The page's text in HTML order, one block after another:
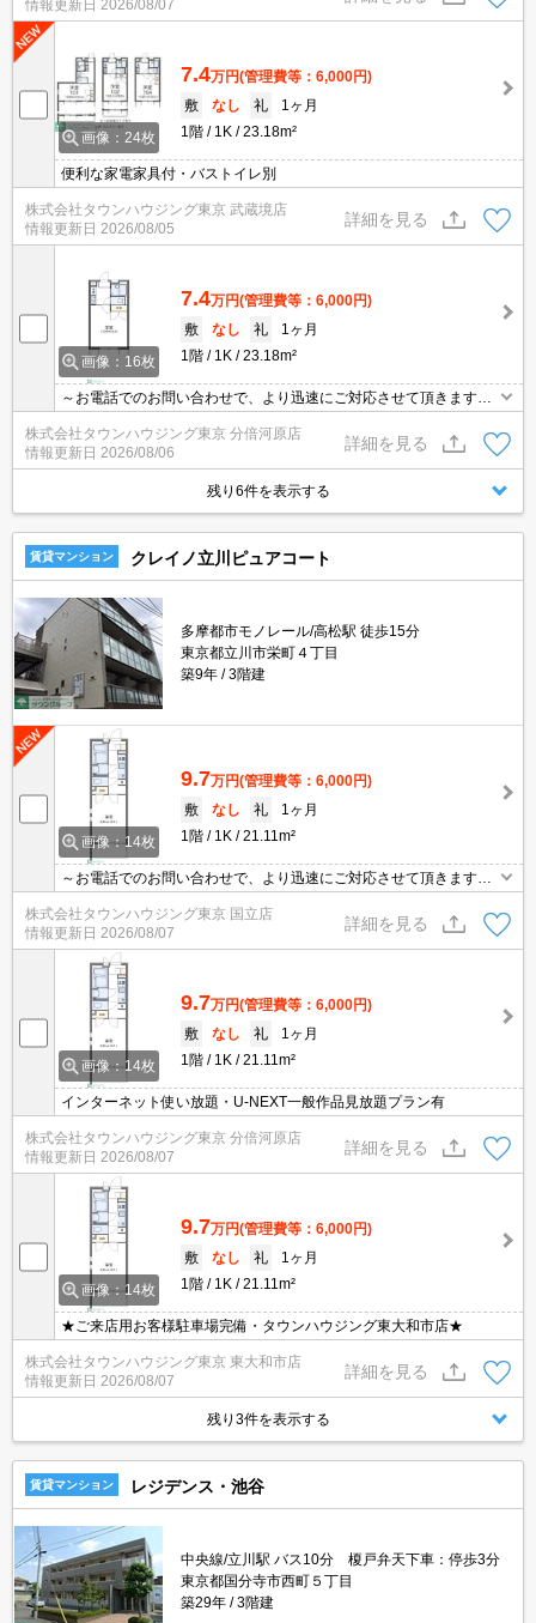
情報更新日 2026/08/07
画像：24枚
7.4万円(管理費等：6,000円)
敷
なし 礼
1ヶ月
1階
1K 23.18m²
便利な家電家具付・バストイレ別
株式会社タウンハウジング東京 武蔵境店
情報更新日 2026/08/05
詳細を見る
画像：16枚
7.4万円(管理費等：6,000円)
敷
なし 礼
1ヶ月
1階
1K 23.18m²
～お電話でのお問い合わせで、より迅速にご対応させて頂きます～
地域密着タウンハウジングまで～
株式会社タウンハウジング東京 分倍河原店
情報更新日 2026/08/06
詳細を見る
残り6件を表示する
賃貸マンション クレイノ立川ピュアコート
多摩都市モノレール/高松駅 徒歩15分
東京都立川市栄町４丁目
築9年
3階建
画像：14枚
9.7万円(管理費等：6,000円)
敷
なし 礼
1ヶ月
1階
1K 21.11m²
～お電話でのお問い合わせで、より迅速にご対応させて頂きます～
地域密着タウンハウジング【国立店】まで～
株式会社タウンハウジング東京 国立店
情報更新日 2026/08/07
詳細を見る
画像：14枚
9.7万円(管理費等：6,000円)
敷
なし 礼
1ヶ月
1階
1K 21.11m²
インターネット使い放題・U-NEXT一般作品見放題プラン有
株式会社タウンハウジング東京 分倍河原店
情報更新日 2026/08/07
詳細を見る
画像：14枚
9.7万円(管理費等：6,000円)
敷
なし 礼
1ヶ月
1階
1K 21.11m²
★ご来店用お客様駐車場完備・タウンハウジング東大和市店★
株式会社タウンハウジング東京 東大和市店
情報更新日 2026/08/07
詳細を見る
残り3件を表示する
賃貸マンション レジデンス・池谷
中央線/立川駅 バス10分 榎戸弁天下車：停歩3分
東京都国分寺市西町５丁目
築29年
3階建